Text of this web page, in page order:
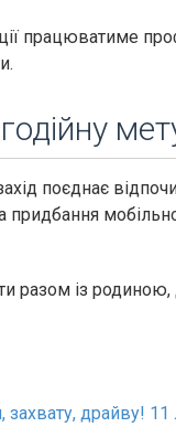
працюватиме
поєднає
придбання
разом із
драйву! 11